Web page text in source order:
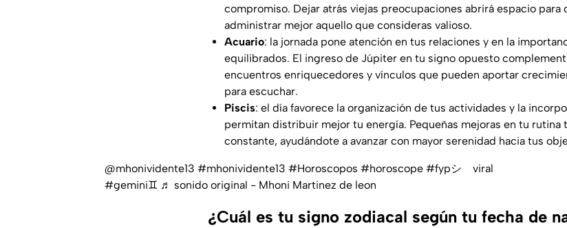
compromiso. Dejar atrás viejas preocupaciones abrirá espacio
administrar mejor aquello que consideras valioso.
Acuario: la jornada pone atención en tus relaciones y en la
equilibrados. El ingreso de Júpiter en tu signo opuesto
encuentros enriquecedores y vínculos que pueden aportar
para escuchar.
Piscis: el día favorece la organización de tus actividades y la
permitan distribuir mejor tu energía. Pequeñas mejoras en tu
constante, ayudándote a avanzar con mayor serenidad hacia tus
@mhonividente13 #mhonividente13 #Horoscopos #horoscope #fypシ゚viral
#gemini♊️ ♬ sonido original - Mhoni Martinez de leon
¿Cuál es tu signo zodiacal según tu fecha de